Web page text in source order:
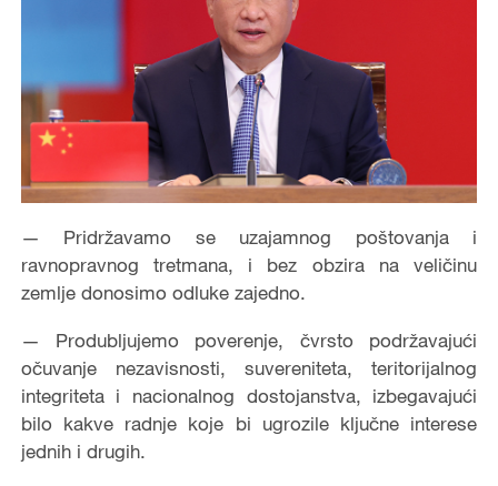
— Pridržavamo se uzajamnog poštovanja i
ravnopravnog tretmana, i bez obzira na veličinu
zemlje donosimo odluke zajedno.
— Produbljujemo poverenje, čvrsto podržavajući
očuvanje nezavisnosti, suvereniteta, teritorijalnog
integriteta i nacionalnog dostojanstva, izbegavajući
bilo kakve radnje koje bi ugrozile ključne interese
jednih i drugih.